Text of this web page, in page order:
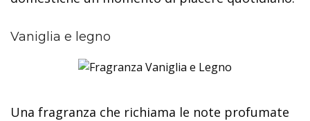
Vaniglia e legno
Una fragranza che richiama le note profumate